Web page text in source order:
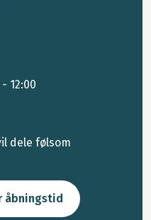
12:00
dele følsom
åbningstid